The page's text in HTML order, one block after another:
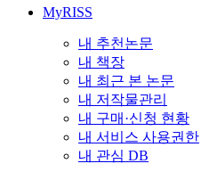
MyRISS
내 추천논문
내 책장
내 최근 본 논문
내 저작물관리
내 구매·신청 현황
내 서비스 사용권한
내 관심 DB